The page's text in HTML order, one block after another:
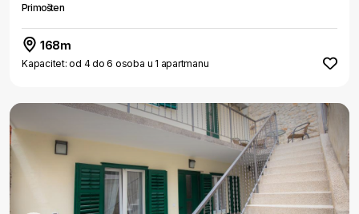
Primošten
168m
Kapacitet: od 4 do 6 osoba u 1 apartmanu